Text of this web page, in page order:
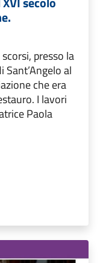
presso la
al
che era
I lavori
Paola